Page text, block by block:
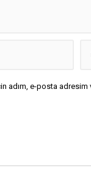
adım, e-posta